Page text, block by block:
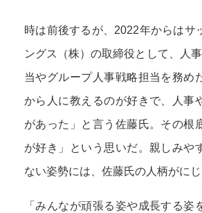
時は前後するが、2022年からはサ
ングス（株）の取締役として、人
当やグループ人事戦略担当を務め
から人に教えるのが好きで、人事
があった」と言う佐藤氏。その根
が好き」という思いだ。親しみや
ない姿勢には、佐藤氏の人柄がにじ
「みんなが頑張る姿や成長する姿